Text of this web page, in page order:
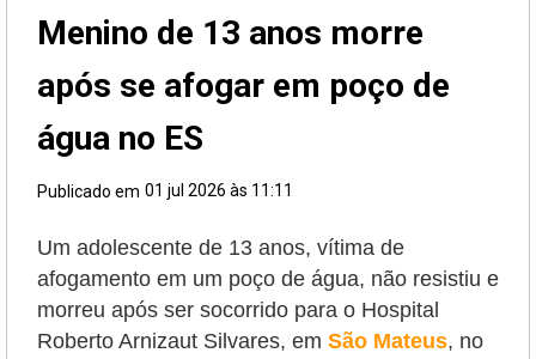
Menino de 13 anos morre
após se afogar em poço de
água no ES
Publicado em 01 jul 2026 às 11:11
Um adolescente de 13 anos, vítima de
afogamento em um poço de água, não resistiu e
morreu após ser socorrido para o Hospital
Roberto Arnizaut Silvares, em São Mateus, no